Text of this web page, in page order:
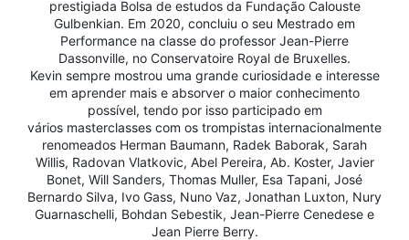
prestigiada Bolsa de estudos da Fundação Calouste
Gulbenkian. Em 2020, concluiu o seu Mestrado em
Performance na classe do professor Jean-Pierre
Dassonville, no Conservatoire Royal de Bruxelles.
Kevin sempre mostrou uma grande curiosidade e interesse
em aprender mais e absorver o maior conhecimento
possível, tendo por isso participado em
vários masterclasses com os trompistas internacionalmente
renomeados Herman Baumann, Radek Baborak, Sarah
Willis, Radovan Vlatkovic, Abel Pereira, Ab. Koster, Javier
Bonet, Will Sanders, Thomas Muller, Esa Tapani, José
Bernardo Silva, Ivo Gass, Nuno Vaz, Jonathan Luxton, Nury
Guarnaschelli, Bohdan Sebestik, Jean-Pierre Cenedese e
Jean Pierre Berry.